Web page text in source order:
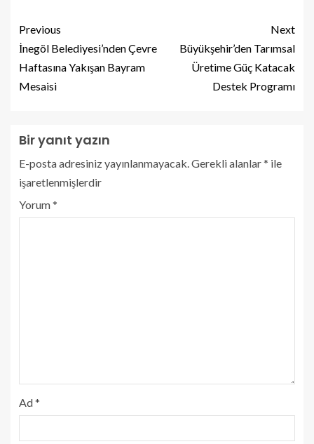
Previous
İnegöl Belediyesi’nden Çevre
Haftasına Yakışan Bayram
Mesaisi
Next
Büyükşehir’den Tarımsal
Üretime Güç Katacak
Destek Programı
Bir yanıt yazın
E-posta adresiniz yayınlanmayacak. Gerekli alanlar* ile
işaretlenmişlerdir
Yorum*
Ad*